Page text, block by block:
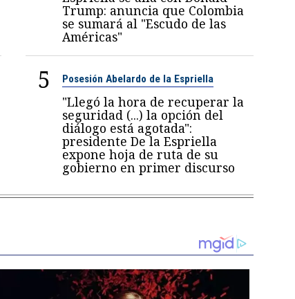
Trump: anuncia que Colombia
se sumará al "Escudo de las
Américas"
5 Posesión Abelardo de la Espriella
"Llegó la hora de recuperar la
seguridad (...) la opción del
diálogo está agotada":
presidente De la Espriella
expone hoja de ruta de su
gobierno en primer discurso